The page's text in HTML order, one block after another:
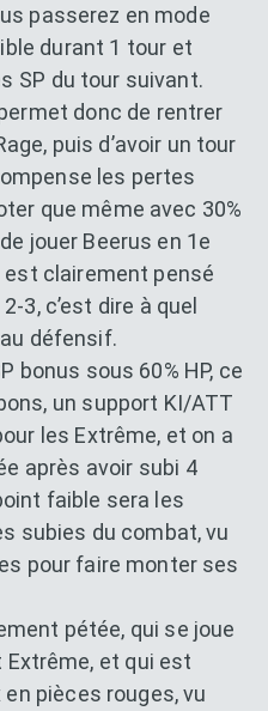
passerez en mode
durant 1 tour et
SP du tour suivant.
donc de rentrer
puis d’avoir un tour
les pertes
que même avec 30%
jouer Beerus en 1e
clairement pensé
3, c’est dire à quel
défensif.
bonus sous 60% HP, ce
un support KI/ATT
les Extrême, et on a
après avoir subi 4
faible sera les
subies du combat, vu
pour faire monter ses
pétée, qui se joue
et qui est
pièces rouges, vu